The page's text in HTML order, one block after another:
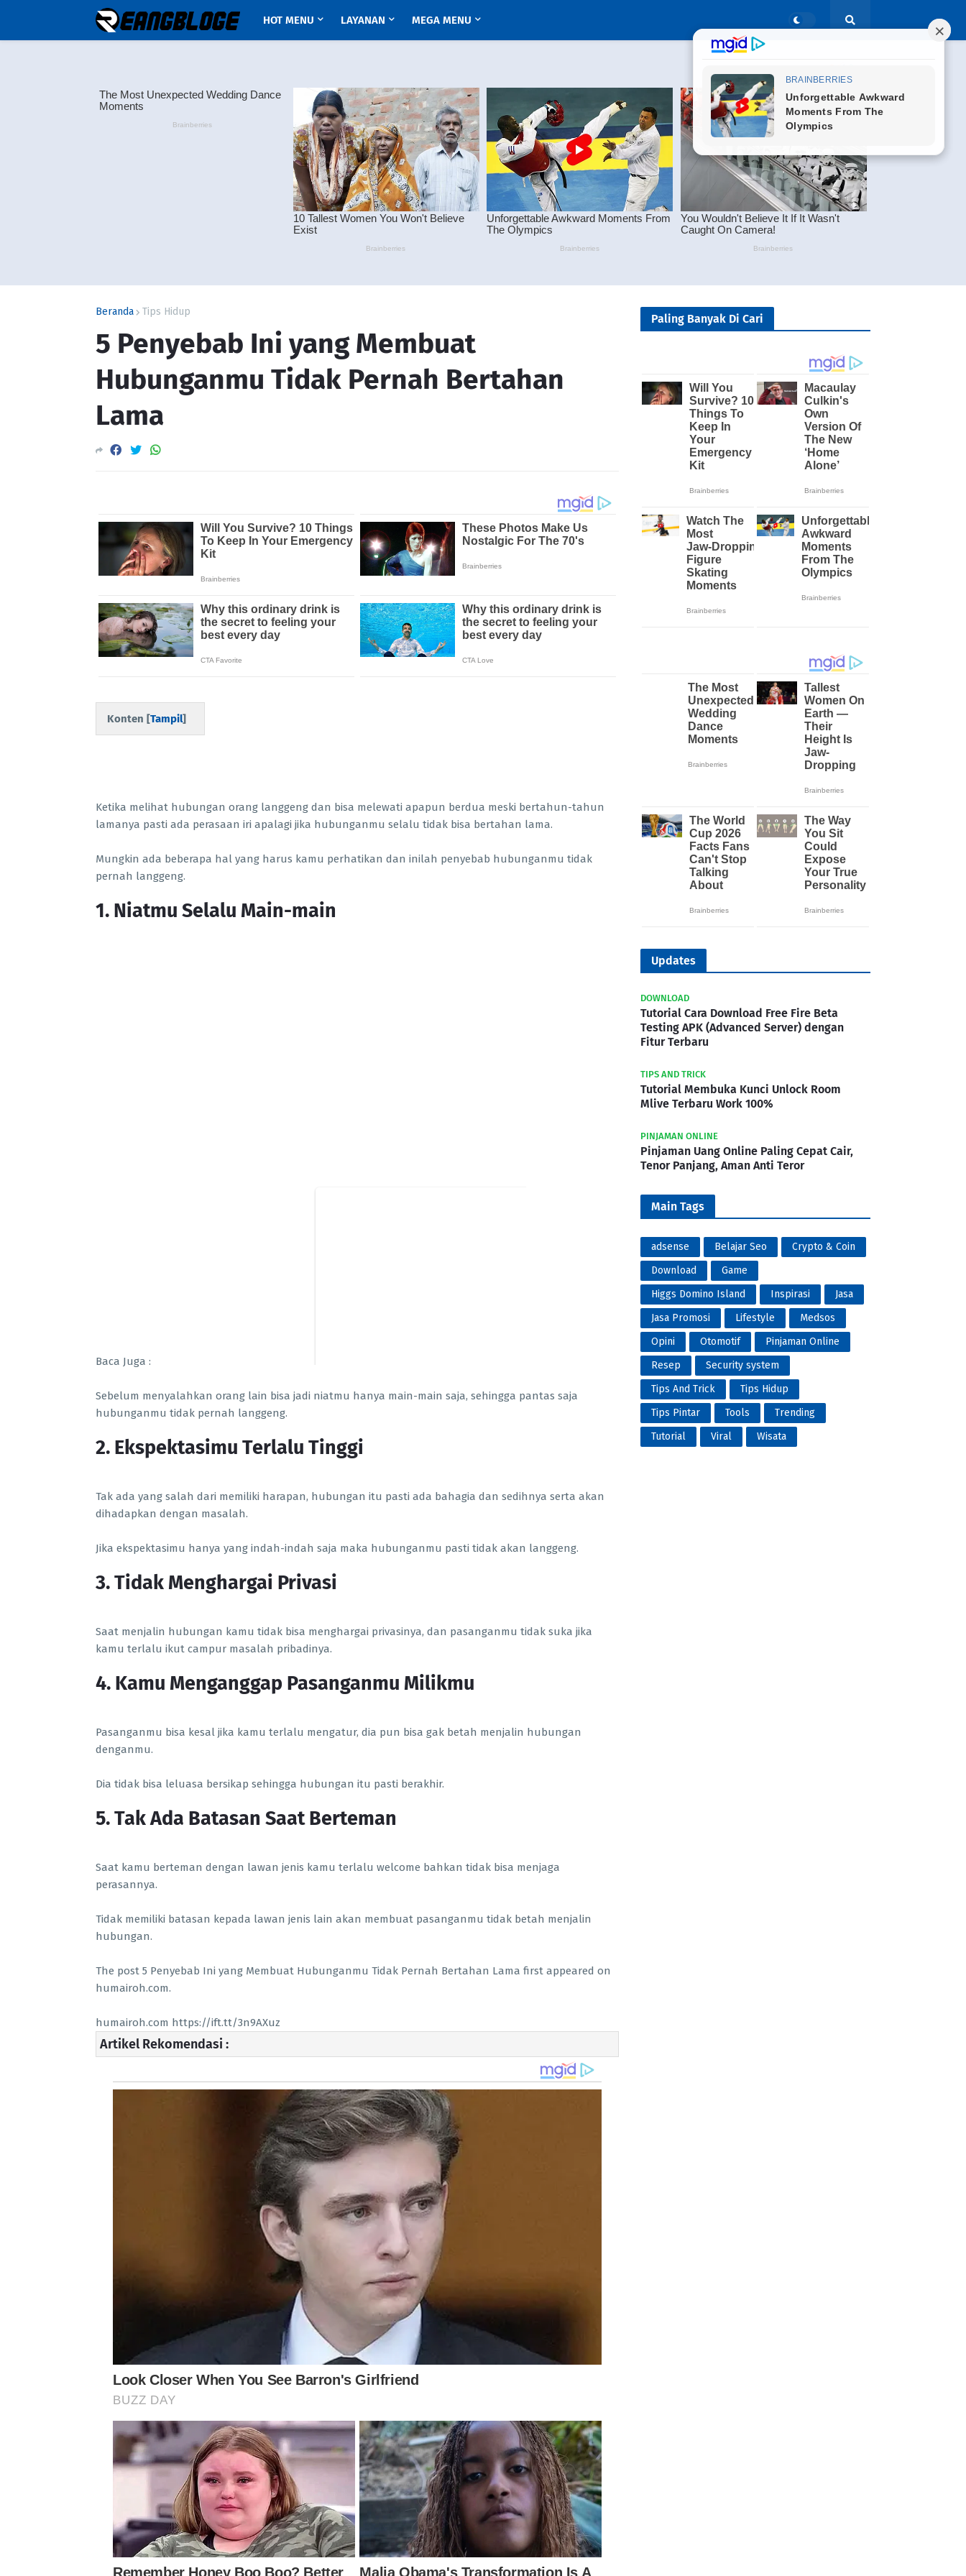
HOT MENU LAYANAN MEGA MENU
Beranda Tips Hidup
5 Penyebab Ini yang Membuat
Hubunganmu Tidak Pernah Bertahan
Lama
Konten [Tampil]
Ketika melihat hubungan orang langgeng dan bisa melewati apapun berdua meski bertahun-tahun
lamanya pasti ada perasaan iri apalagi jika hubunganmu selalu tidak bisa bertahan lama.
Mungkin ada beberapa hal yang harus kamu perhatikan dan inilah penyebab hubunganmu tidak
pernah langgeng.
1. Niatmu Selalu Main-main
Baca Juga :
Sebelum menyalahkan orang lain bisa jadi niatmu hanya main-main saja, sehingga pantas saja
hubunganmu tidak pernah langgeng.
2. Ekspektasimu Terlalu Tinggi
Tak ada yang salah dari memiliki harapan, hubungan itu pasti ada bahagia dan sedihnya serta akan
dihadapkan dengan masalah.
Jika ekspektasimu hanya yang indah-indah saja maka hubunganmu pasti tidak akan langgeng.
3. Tidak Menghargai Privasi
Saat menjalin hubungan kamu tidak bisa menghargai privasinya, dan pasanganmu tidak suka jika
kamu terlalu ikut campur masalah pribadinya.
4. Kamu Menganggap Pasanganmu Milikmu
Pasanganmu bisa kesal jika kamu terlalu mengatur, dia pun bisa gak betah menjalin hubungan
denganmu.
Dia tidak bisa leluasa bersikap sehingga hubungan itu pasti berakhir.
5. Tak Ada Batasan Saat Berteman
Saat kamu berteman dengan lawan jenis kamu terlalu welcome bahkan tidak bisa menjaga
perasannya.
Tidak memiliki batasan kepada lawan jenis lain akan membuat pasanganmu tidak betah menjalin
hubungan.
The post 5 Penyebab Ini yang Membuat Hubunganmu Tidak Pernah Bertahan Lama first appeared on
humairoh.com.
humairoh.com https://ift.tt/3n9AXuz
Artikel Rekomendasi :
Paling Banyak Di Cari
Updates
DOWNLOAD
Tutorial Cara Download Free Fire Beta
Testing APK (Advanced Server) dengan
Fitur Terbaru
TIPS AND TRICK
Tutorial Membuka Kunci Unlock Room
Mlive Terbaru Work 100%
PINJAMAN ONLINE
Pinjaman Uang Online Paling Cepat Cair,
Tenor Panjang, Aman Anti Teror
Main Tags
adsense Belajar Seo
Crypto & Coin
Download
Game
Higgs Domino Island
Inspirasi
Jasa
Jasa Promosi
Lifestyle
Medsos
Opini
Otomotif
Pinjaman Online
Resep
Security system
Tips And Trick
Tips Hidup
Tips Pintar
Tools
Trending
Tutorial
Viral Wisata